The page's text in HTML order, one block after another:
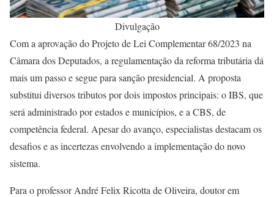
Divulgação
Com a aprovação do Projeto de Lei Complementar 68/2023 na
Câmara dos Deputados, a regulamentação da reforma tributária dá
mais um passo e segue para sanção presidencial. A proposta
substitui diversos tributos por dois impostos principais: o IBS, que
será administrado por estados e municípios, e a CBS, de
competência federal. Apesar do avanço, especialistas destacam os
desafios e as incertezas envolvendo a implementação do novo
sistema.
Para o professor André Felix Ricotta de Oliveira, doutor em